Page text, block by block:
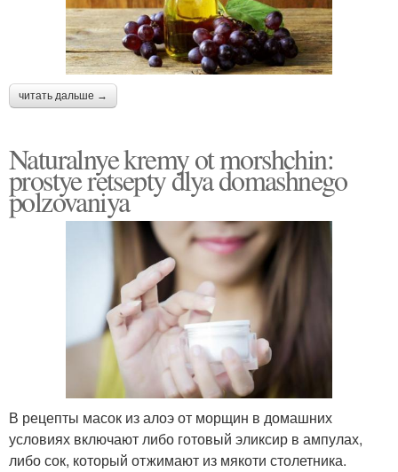
читать дальше →
Naturalnye kremy ot morshchin:
prostye retsepty dlya domashnego
polzovaniya
В рецепты масок из алоэ от морщин в домашних
условиях включают либо готовый эликсир в ампулах,
либо сок, который отжимают из мякоти столетника.